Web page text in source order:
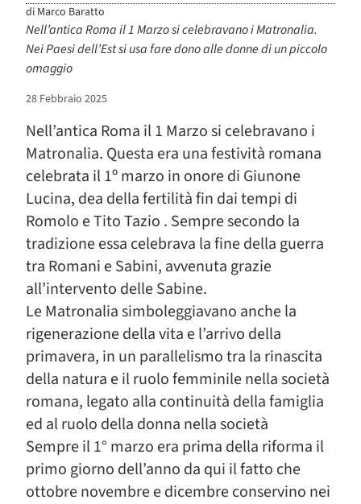
di Marco Baratto
Nell’antica Roma il 1 Marzo si celebravano i Matronalia.
Nei Paesi dell’Est si usa fare dono alle donne di un piccolo
omaggio
28 Febbraio 2025
Nell’antica Roma il 1 Marzo si celebravano i
Matronalia. Questa era una festività romana
celebrata il 1º marzo in onore di Giunone
Lucina, dea della fertilità fin dai tempi di
Romolo e Tito Tazio . Sempre secondo la
tradizione essa celebrava la fine della guerra
tra Romani e Sabini, avvenuta grazie
all’intervento delle Sabine.
Le Matronalia simboleggiavano anche la
rigenerazione della vita e l’arrivo della
primavera, in un parallelismo tra la rinascita
della natura e il ruolo femminile nella società
romana, legato alla continuità della famiglia
ed al ruolo della donna nella società
Sempre il 1° marzo era prima della riforma il
primo giorno dell’anno da qui il fatto che
ottobre novembre e dicembre conservino nei